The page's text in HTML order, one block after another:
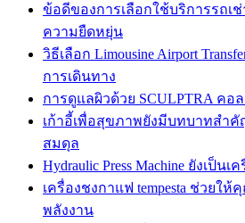
ข้อดีของการเลือกใช้บริการรถเ
ความยืดหยุ่น
วิธีเลือก Limousine Airport
การเดินทาง
การดูแลผิวด้วย SCULPTRA คอ
เก้าอี้เพื่อสุขภาพยังมีบทบาทสำคั
สมดุล
Hydraulic Press Machine ยังเป็น
เครื่องชงกาแฟ tempesta ช่วยใ
พลังงาน